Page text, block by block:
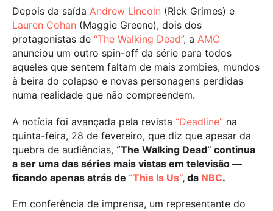
Depois da saída Andrew Lincoln (Rick Grimes) e
Lauren Cohan (Maggie Greene), dois dos
protagonistas de “The Walking Dead”, a AMC
anunciou um outro spin-off da série para todos
aqueles que sentem faltam de mais zombies, mundos
à beira do colapso e novas personagens perdidas
numa realidade que não compreendem.
A notícia foi avançada pela revista “Deadline” na
quinta-feira, 28 de fevereiro, que diz que apesar da
quebra de audiências, “The Walking Dead” continua
a ser uma das séries mais vistas em televisão —
ficando apenas atrás de “This Is Us”, da NBC.
Em conferência de imprensa, um representante do